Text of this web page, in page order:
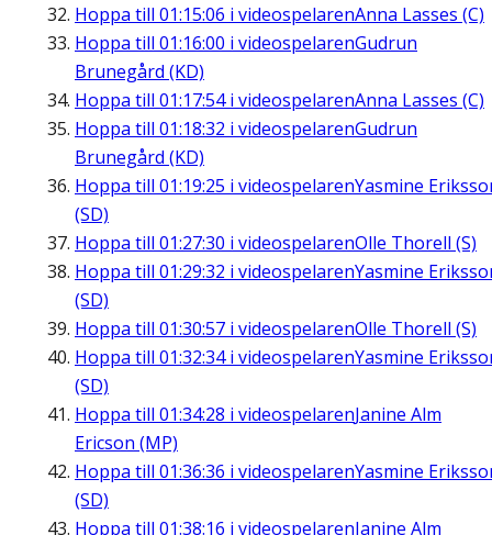
Hoppa till 01:15:06 i videospelarenAnna Lasses (C)
Hoppa till 01:16:00 i videospelarenGudrun
Brunegård (KD)
Hoppa till 01:17:54i videospelarenAnna Lasses (C)
Hoppa till 01:18:32 i videospelarenGudrun
Brunegård (KD)
Hoppa till 01:19:25 i videospelarenYasmine
(SD)
Hoppa till 01:27:30 i videospelarenOlle Thorell (S)
Hoppa till 01:29:32 i videospelarenYasmine
(SD)
Hoppa till 01:30:57 i videospelarenOlle Thorell (S)
Hoppa till 01:32:34i videospelarenYasmine
(SD)
Hoppa till 01:34:28 i videospelarenJanine Alm
Ericson (MP)
Hoppa till 01:36:36 i videospelarenYasmine
(SD)
Hoppa till 01:38:16 i videospelarenJanine Alm